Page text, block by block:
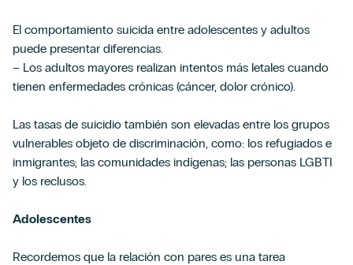
El comportamiento suicida entre adolescentes y adultos
puede presentar diferencias.
– Los adultos mayores realizan intentos más letales cuando
tienen enfermedades crónicas (cáncer, dolor crónico).
Las tasas de suicidio también son elevadas entre los grupos
vulnerables objeto de discriminación, como: los refugiados e
inmigrantes; las comunidades indígenas; las personas LGBTI
y los reclusos.
Adolescentes
Recordemos que la relación con pares es una tarea